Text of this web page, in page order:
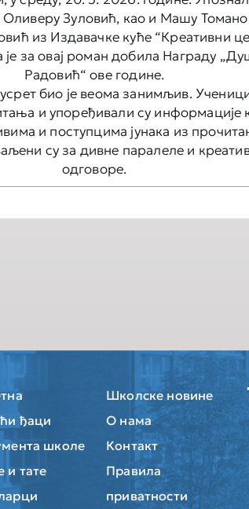
Оливеру Зуловић, као и Машу
из Издавачке куће “Креативни
за овај роман добила Награду
Радовић“ ове године.
био је веома занимљив.
и упоређивали су информације
и поступцима јунака из
су за дивне паралеле и
одговоре.
ђаци
школе
и тате
Школске новине
О нама
Контакт
Правила
приватности